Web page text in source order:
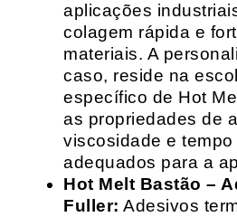
aplicações
colagem rápida e
materiais. A
caso, reside na
específico de Hot
as propriedades de
viscosidade e tempo
adequados para a
Hot Melt Bastão –
Fuller: Adesivos